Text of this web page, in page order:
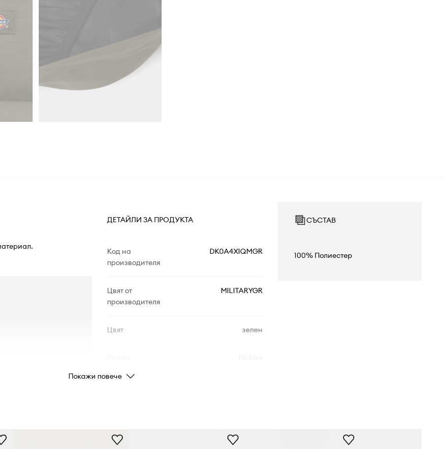
ДЕТАЙЛИ ЗА ПРОДУКТА
Код на
производителя
DK0A4XIQMGR
Цвят от
производителя
MILITARYGR
Цвят зелен
СЪСТАВ
100% Полиестер
Покажи повече